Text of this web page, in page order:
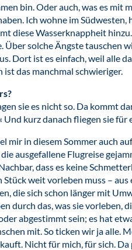
bin. Oder auch, was es mit
Ich wohne im
diese Wasserknappheit
Über solche Ängste tauschen
Dort ist es einfach, weil alle
das manchmal schwieriger.
sie es nicht so. Da kommt
kurz danach fliegen sie für
mir in diesem Sommer auch
ausgefallene Flugreise
dass es keine
Stück weit vorleben muss –
die sich schon länger mit
durch das, was sie vorleben,
abgestimmt sein; es hat
mit. So ticken wir ja alle.
Nicht für mich, für sich. Da